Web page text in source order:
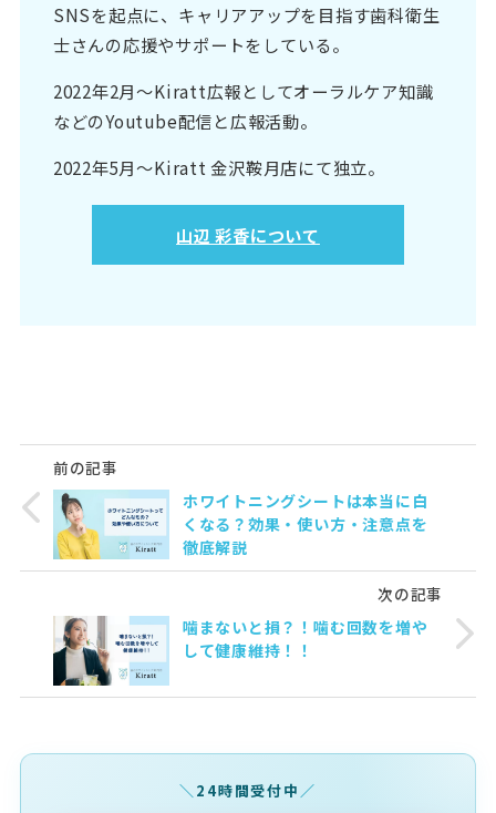
SNSを起点に、キャリアアップを目指す歯科衛生
士さんの応援やサポートをしている。
2022年2月〜Kiratt広報としてオーラルケア知識
などのYoutube配信と広報活動。
2022年5月〜Kiratt 金沢鞍月店にて独立。
山辺 彩香について
前の記事
ホワイトニングシートは本当に白
くなる？効果・使い方・注意点を
徹底解説
次の記事
噛まないと損？！噛む回数を増や
して健康維持！！
24時間受付中